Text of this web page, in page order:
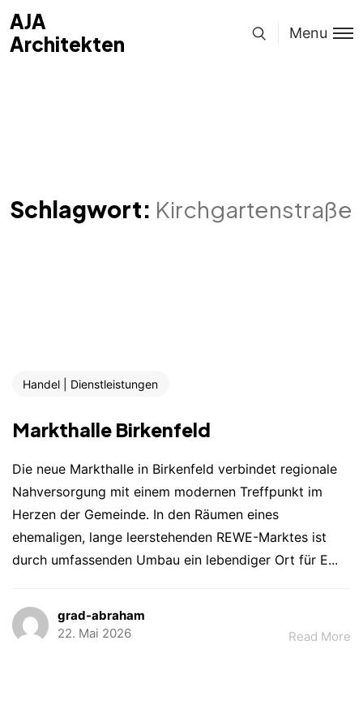
AJA
Architekten
Menu
Schlagwort: Kirchgartenstraße
Handel | Dienstleistungen
Markthalle Birkenfeld
Die neue Markthalle in Birkenfeld verbindet regionale
Nahversorgung mit einem modernen Treffpunkt im
Herzen der Gemeinde. In den Räumen eines
ehemaligen, lange leerstehenden REWE-Marktes ist
durch umfassenden Umbau ein lebendiger Ort für E...
grad-abraham
22. Mai 2026
Read More